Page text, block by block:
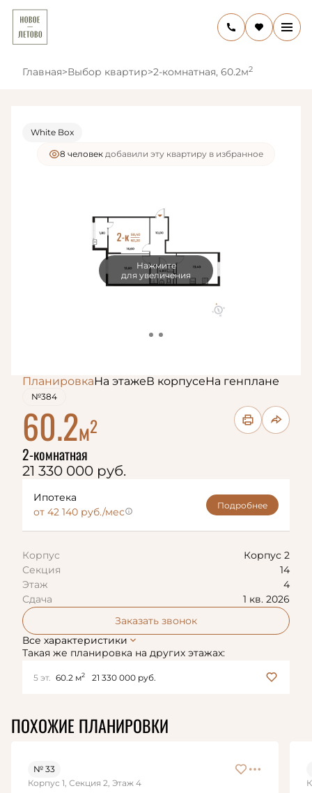
Главная>Выбор квартир>2-комнатная, 60.2м2
White Box
8 человек добавили эту квартиру в избранное
Нажмите
для увеличения
ПланировкаНа этажеВ корпусеНа генплане
№384
60.2м2
2-комнатная
21 330 000 руб.
Ипотека
от 42 140 руб./мес
Подробнее
Корпус
Корпус 2
Секция
14
Этаж
4
Сдача
1 кв. 2026
Заказать звонок
Все характеристики
Такая же планировка на других этажах:
5 эт. 60.2 м2 21 330 000 руб.
ПОХОЖИЕ ПЛАНИРОВКИ
№ 33
Корпус 1, Секция 2, Этаж 4